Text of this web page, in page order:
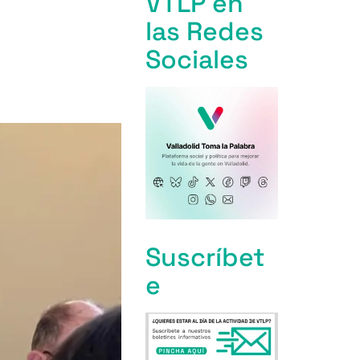
las Redes
Sociales
Suscríbet
e